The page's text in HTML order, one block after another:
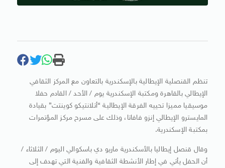
تنظم القنصلية الإيطالية بالإسكندرية بالتعاون مع المركز الثقافي
الإيطالي بالقاهرة ومكتبة الإسكندرية يوم / الأحد / القادم حفلا
موسيقيا مميزا تحييه الفرقة الإيطالية “أتلانتيكو كوينتت” بقيادة
المايسترو الإيطالي إنزو فافاتا، وذلك على مسرح مركز المؤتمرات
بمكتبة الإسكندرية.
وقال قنصل إيطاليا بالأسكندرية ماريو دي باسكوالي اليوم / الثلاثاء /
أن الحفل يأتي في إطار الأنشطة الثقافية والفنية التي تهدف إلى